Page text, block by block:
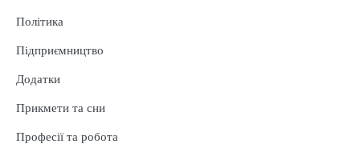
Політика
Підприємництво
Додатки
Прикмети та сни
Професії та робота